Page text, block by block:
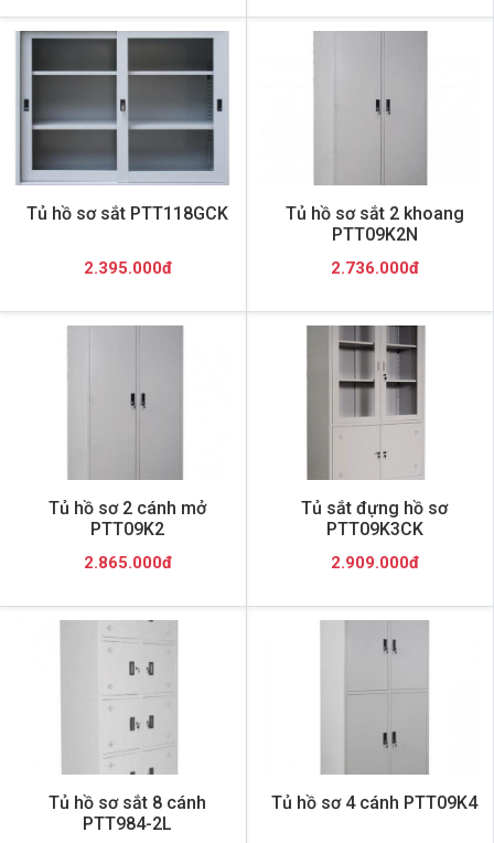
Tủ hồ sơ sắt PTT118GCK
2.395.000đ
Tủ hồ sơ sắt 2 khoang
PTT09K2N
2.736.000đ
Tủ hồ sơ 2 cánh mở
PTT09K2
2.865.000đ
Tủ sắt đựng hồ sơ
PTT09K3CK
2.909.000đ
Tủ hồ sơ sắt 8 cánh
PTT984-2L
Tủ hồ sơ 4 cánh PTT09K4